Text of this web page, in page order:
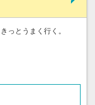
っとうまく行く。